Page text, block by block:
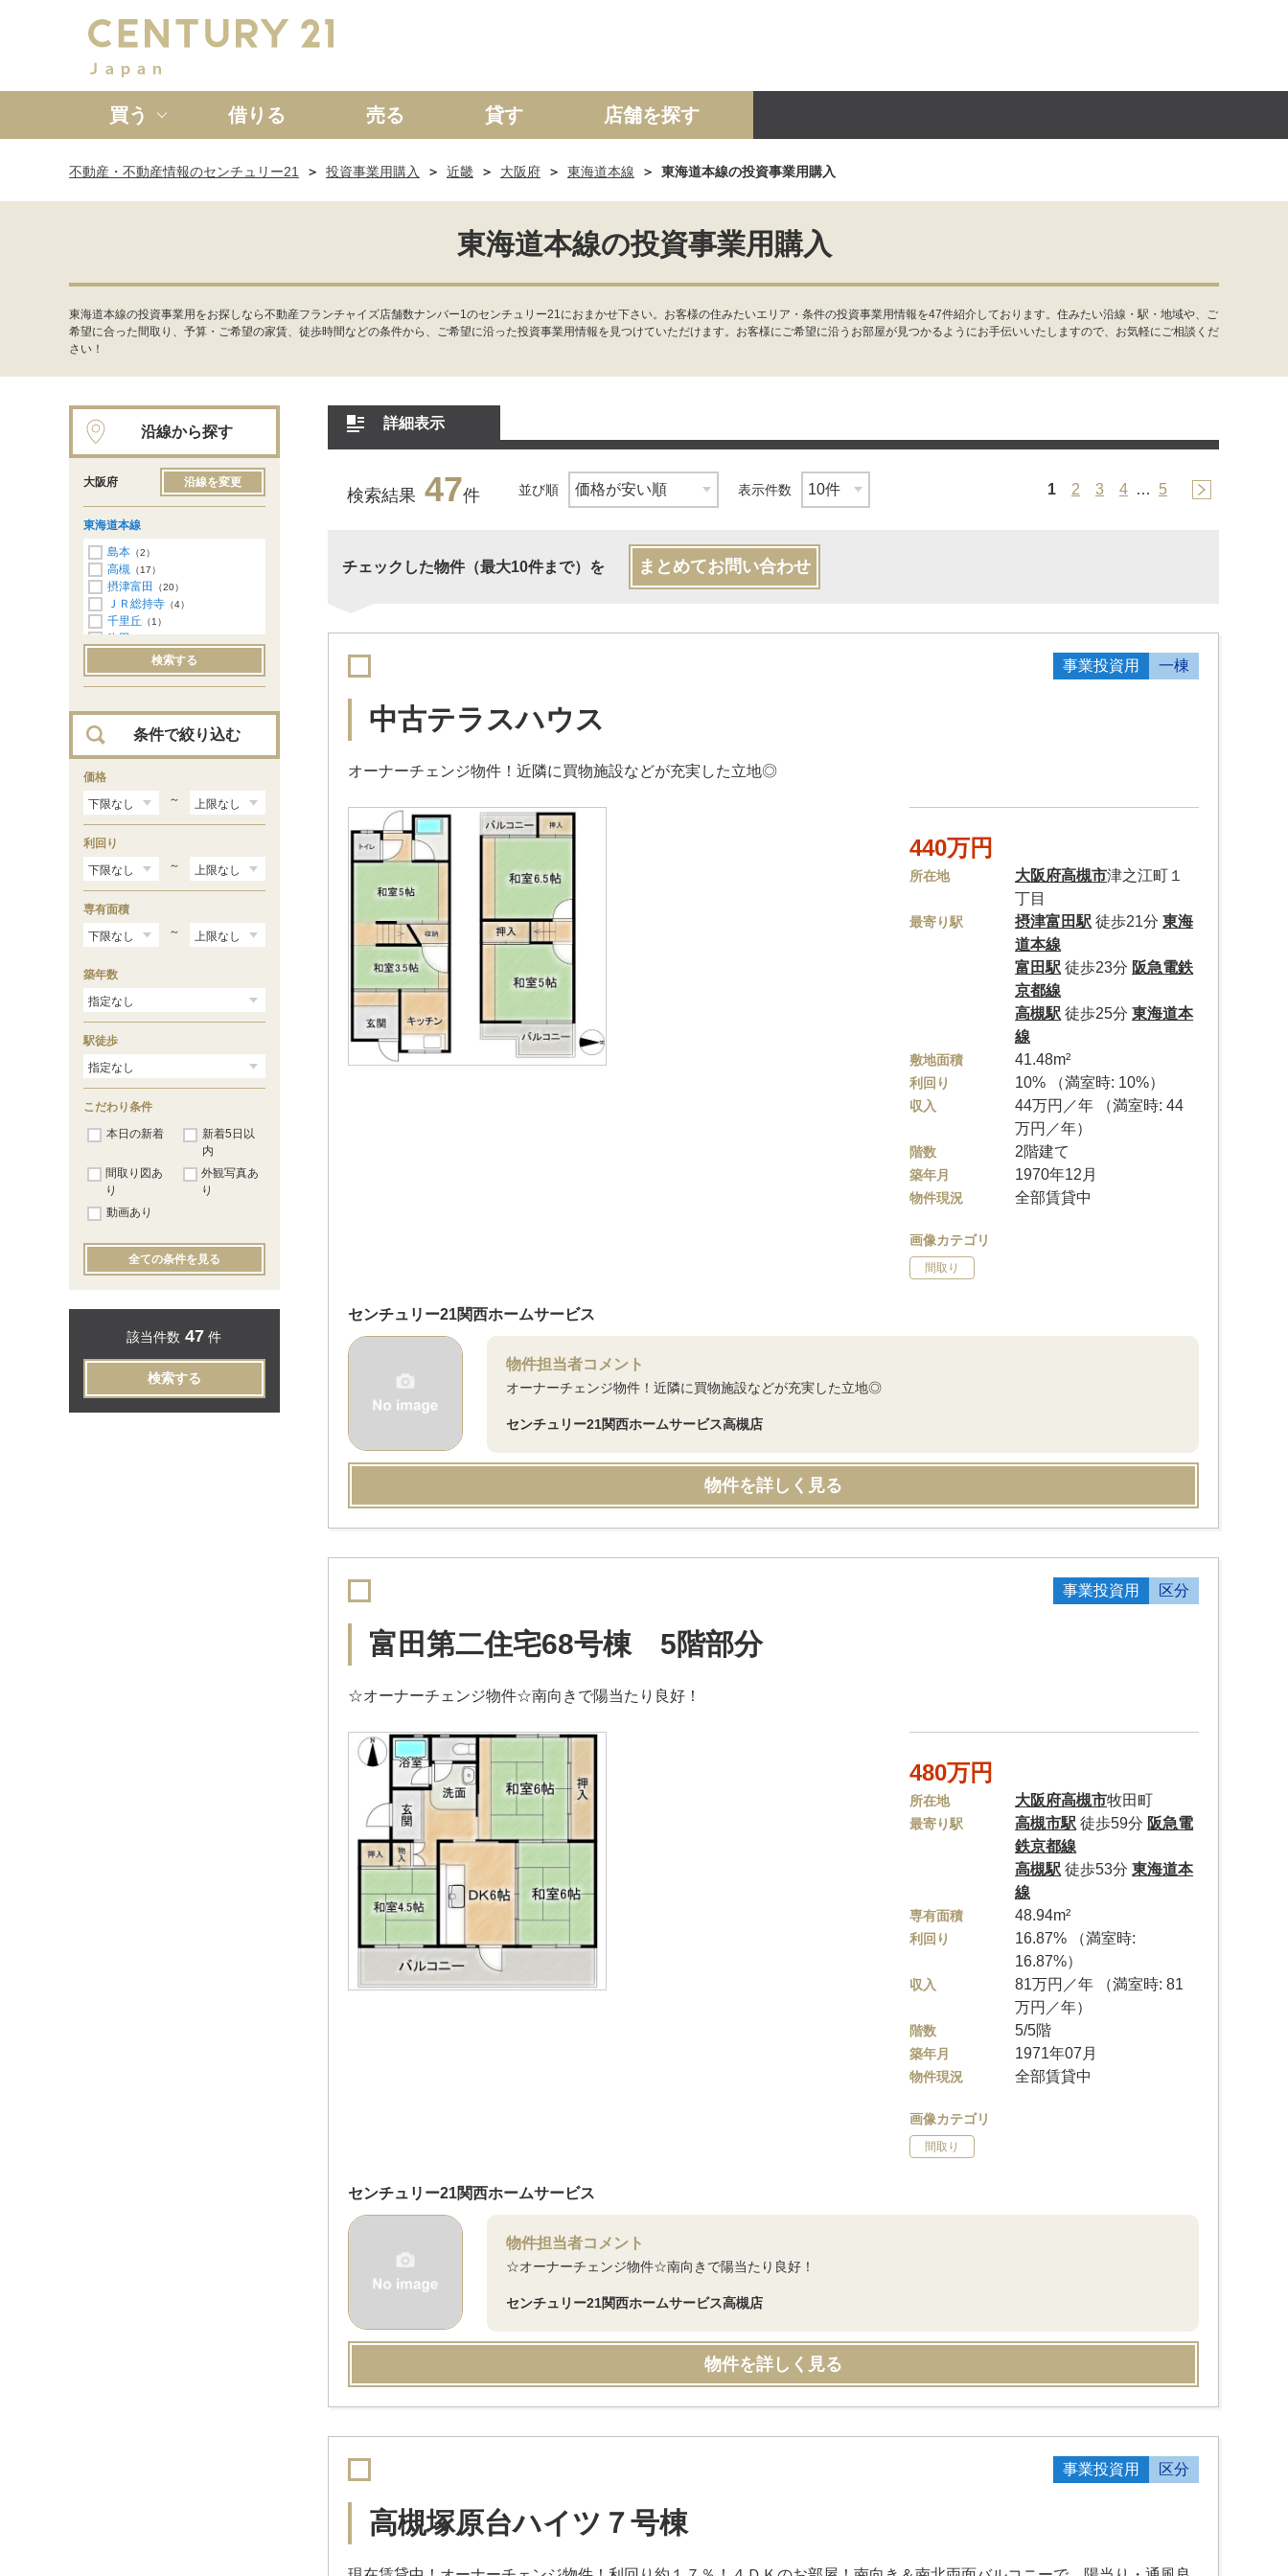
買う
新築一戸建て 中古一戸建て マンション 土地 事業投資用
借りる 売る 貸す 店舗を探す
不動産・不動産情報のセンチュリー21 投資事業用購入 近畿 大阪府 東海道本線 東海道本線の投資事業用購入
東海道本線の投資事業用購入
東海道本線の投資事業用をお探しなら不動産フランチャイズ店舗数ナンバー1のセンチュリー21におまかせ下さい。お客様の住みたいエリア・条件の投資事業用情報を47件紹介しております。住みたい沿線・駅・地域や、ご
希望に合った間取り、予算・ご希望の家賃、徒歩時間などの条件から、ご希望に沿った投資事業用情報を見つけていただけます。お客様にご希望に沿うお部屋が見つかるようにお手伝いいたしますので、お気軽にご相談くだ
さい！
詳細表示
検索結果 47件 並び順 表示件数 1 2 3 4 … 5
チェックした物件（最大10件まで）を まとめてお問い合わせ
事業投資用 一棟
中古テラスハウス
オーナーチェンジ物件！近隣に買物施設などが充実した立地◎
440万円
所在地 大阪府高槻市津之江町１
丁目
最寄り駅 摂津富田駅 徒歩21分東海
道本線
富田駅 徒歩23分 阪急電鉄
京都線
高槻駅 徒歩25分東海道本
線
敷地面積 41.48m²
利回り 10% （満室時: 10%）
収入
44万円／年 （満室時: 44
万円／年）
階数 2階建て
築年月 1970年12月
物件現況 全部賃貸中
画像カテゴリ
間取り
センチュリー21関西ホームサービス
物件担当者コメント
オーナーチェンジ物件！近隣に買物施設などが充実した立地◎
センチュリー21関西ホームサービス高槻店
物件を詳しく見る
事業投資用 区分
富田第二住宅68号棟 5階部分
☆オーナーチェンジ物件☆南向きで陽当たり良好！
480万円
所在地 大阪府高槻市牧田町
最寄り駅 高槻市駅 徒歩59分 阪急電
鉄京都線
高槻駅 徒歩53分東海道本
線
専有面積 48.94m²
利回り
16.87% （満室時:
16.87%）
収入
81万円／年 （満室時: 81
万円／年）
階数 5/5階
築年月 1971年07月
物件現況 全部賃貸中
画像カテゴリ
間取り
センチュリー21関西ホームサービス
物件担当者コメント
☆オーナーチェンジ物件☆南向きで陽当たり良好！
センチュリー21関西ホームサービス高槻店
物件を詳しく見る
事業投資用 区分
高槻塚原台ハイツ７号棟
沿線から探す
大阪府 沿線を変更
東海道本線
島本 （2）
高槻 （17）
摂津富田 （20）
ＪＲ総持寺 （4）
千里丘 （1）
吹田
（3）
新大阪（5）
大阪（2）
検索する
条件で絞り込む
価格
～
利回り
～
専有面積
～
築年数
駅徒歩
こだわり条件
本日の新着
新着5日以
内
間取り図あ
り
外観写真あ
り
動画あり
全ての条件を見る
該当件数 47 件
検索する